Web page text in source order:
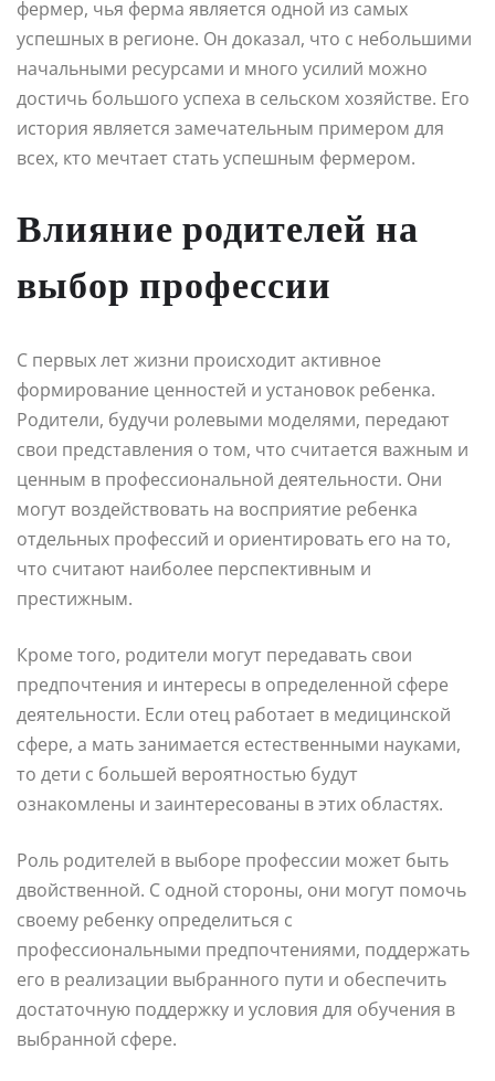
фермер, чья ферма является одной из самых
успешных в регионе. Он доказал, что с небольшими
начальными ресурсами и много усилий можно
достичь большого успеха в сельском хозяйстве. Его
история является замечательным примером для
всех, кто мечтает стать успешным фермером.
Влияние родителей на
выбор профессии
С первых лет жизни происходит активное
формирование ценностей и установок ребенка.
Родители, будучи ролевыми моделями, передают
свои представления о том, что считается важным и
ценным в профессиональной деятельности. Они
могут воздействовать на восприятие ребенка
отдельных профессий и ориентировать его на то,
что считают наиболее перспективным и
престижным.
Кроме того, родители могут передавать свои
предпочтения и интересы в определенной сфере
деятельности. Если отец работает в медицинской
сфере, а мать занимается естественными науками,
то дети с большей вероятностью будут
ознакомлены и заинтересованы в этих областях.
Роль родителей в выборе профессии может быть
двойственной. С одной стороны, они могут помочь
своему ребенку определиться с
профессиональными предпочтениями, поддержать
его в реализации выбранного пути и обеспечить
достаточную поддержку и условия для обучения в
выбранной сфере.